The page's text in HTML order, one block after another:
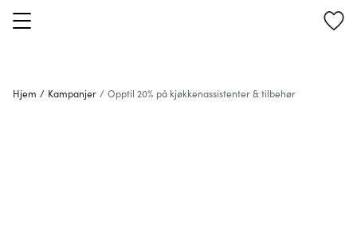
Hjem / Kampanjer / Opptil 20% på kjøkkenassistenter & tilbehør